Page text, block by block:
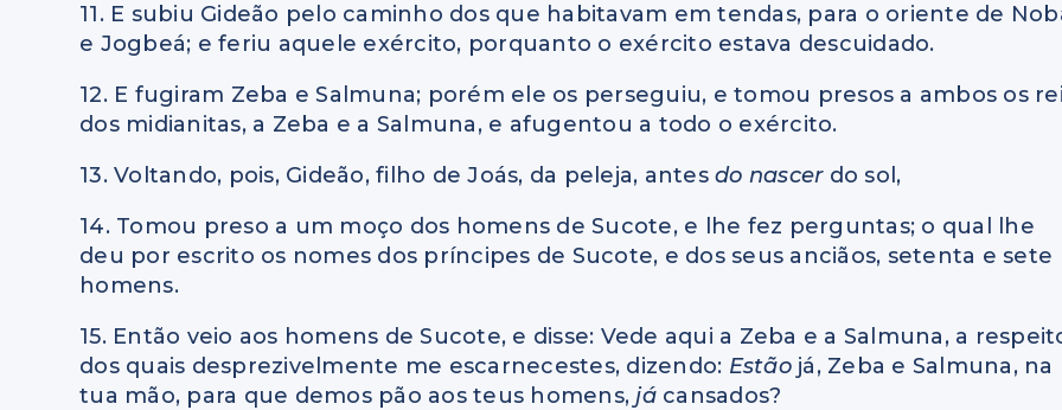
11. E subiu Gideão pelo caminho dos que habitavam em tendas, para o oriente de
e Jogbeá; e feriu aquele exército, porquanto o exército estava descuidado.
12. E fugiram Zeba e Salmuna; porém ele os perseguiu, e tomou presos a ambos os
dos midianitas, a Zeba e a Salmuna, e afugentou a todo o exército.
13. Voltando, pois, Gideão, filho de Joás, da peleja, antesdo nascer do sol,
14. Tomou preso a um moço dos homens de Sucote, e lhe fez perguntas; o qual lhe
deu por escrito os nomes dos príncipes de Sucote, e dos seus anciãos, setenta e sete
homens.
15. Então veio aos homens de Sucote, e disse: Vede aqui a Zeba e a Salmuna, a
dos quais desprezivelmente me escarnecestes, dizendo: Estão já, Zeba e Salmuna, na
tua mão, para que demos pão aos teus homens,já cansados?